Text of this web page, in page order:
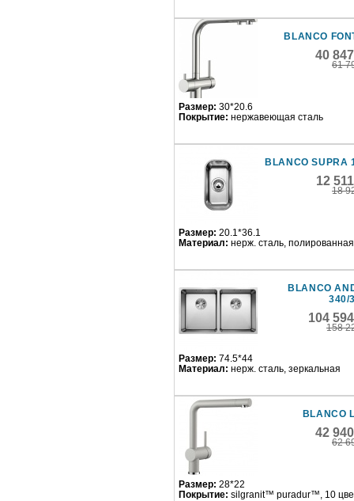
BLANCO
40
61
Размер: 30*20.6
Покрытие: нержавеющая сталь
BLANCO SUPRA
12
18
Размер: 20.1*36.1
Материал: нерж. сталь, полированная
BLANCO
340/
104
158
Размер: 74.5*44
Материал: нерж. сталь, зеркальная
BLANCO
42
62
Размер: 28*22
Покрытие: silgranit™ puradur™, 10